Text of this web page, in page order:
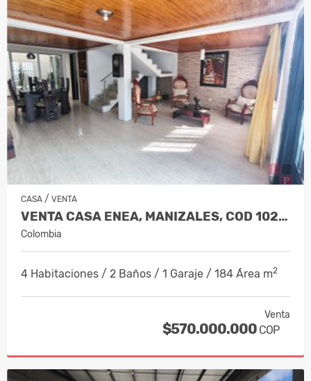
CASA / VENTA
VENTA CASA ENEA, MANIZALES, COD 1023…
Colombia
4 Habitaciones / 2 Baños / 1 Garaje / 184 Área m2
Venta
$570.000.000 COP